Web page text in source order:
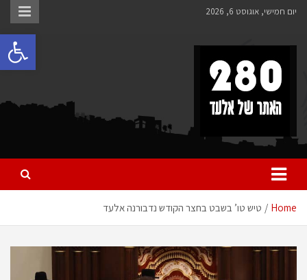
Skipיום חמישי, אוגוסט 6, 2026
280 – חדשות אלעד
כל מה שחדש ומעניין באלעד
Home טיש טו’ בשבט בחצר הקודש נדבורנה אלעד